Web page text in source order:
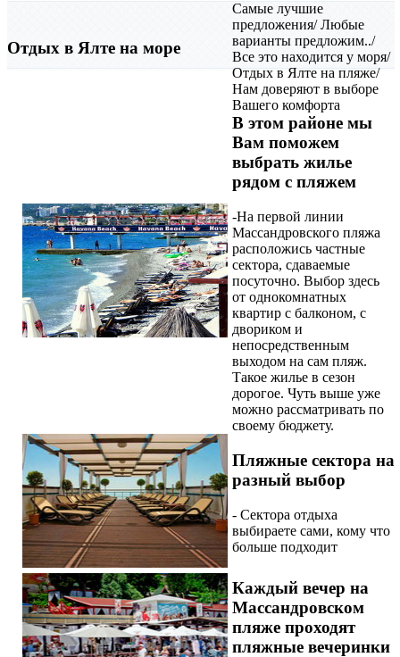
Отдых в Ялте на море
Самые лучшие
предложения/ Любые
варианты предложим../
Все это находится у моря/
Отдых в Ялте на пляже/
Нам доверяют в выборе
Вашего комфорта
В этом районе мы
Вам поможем
выбрать жилье
рядом с пляжем
-На первой линии
Массандровского пляжа
расположись частные
сектора, сдаваемые
посуточно. Выбор здесь
от однокомнатных
квартир с балконом, с
двориком и
непосредственным
выходом на сам пляж.
Такое жилье в сезон
дорогое. Чуть выше уже
можно рассматривать по
своему бюджету.
Пляжные сектора на
разный выбор
- Сектора отдыха
выбираете сами, кому что
больше подходит
Каждый вечер на
Массандровском
пляже проходят
пляжные вечеринки